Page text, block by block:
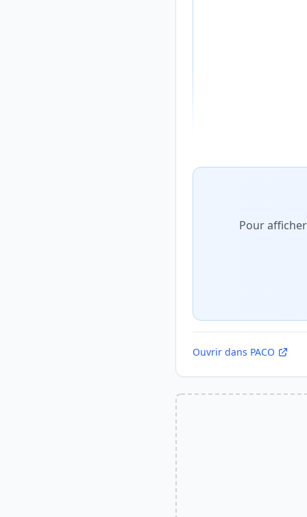
Pour
Ouvrir dans PACO